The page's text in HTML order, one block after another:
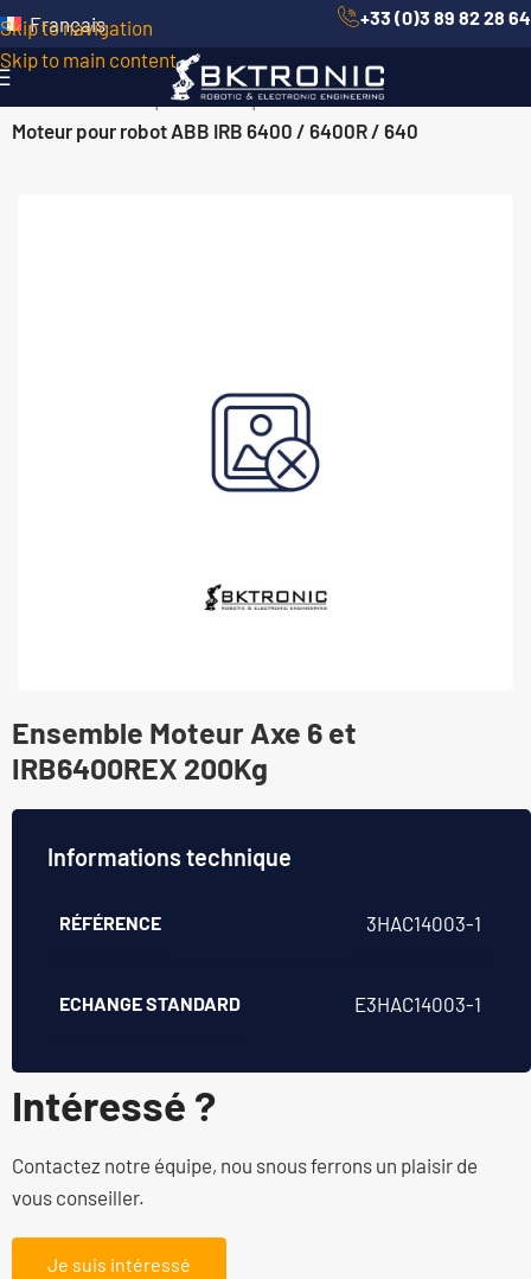
Skip to navigation
Skip to main content
Français +33 (0)3 89 82 28 64
Robotique Mécanique/ Moteurs ABB
Moteur pour robot ABB IRB 6400 / 6400R / 640
Ensemble Moteur Axe 6 et
IRB6400REX 200Kg
Informations technique
RÉFÉRENCE 3HAC14003-1
ECHANGE STANDARD E3HAC14003-1
Intéressé ?
Contactez notre équipe, nou snous ferrons un plaisir de
vous conseiller.
Je suis intéressé